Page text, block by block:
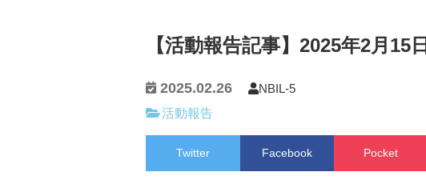
【活動報告記事】2025年2月15日
2025.02.26
NBIL-5
活動報告
Twitter Facebook Pocket